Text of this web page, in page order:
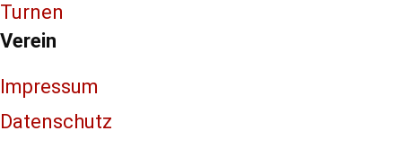
Turnen
Verein
Impressum
Datenschutz